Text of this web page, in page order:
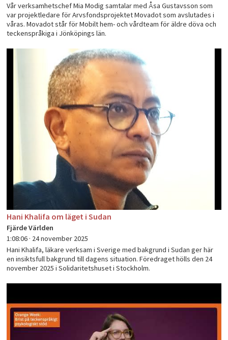
Vår verksamhetschef Mia Modig samtalar med Åsa Gustavsson som
var projektledare för Arvsfondsprojektet Movadot som avslutades i
våras. Movadot står för Mobilt hem- och vårdteam för äldre döva och
teckenspråkiga i Jönköpings län.
Hani Khalifa om läget i Sudan
Fjärde Världen
1:08:06 · 24 november 2025
Hani Khalifa, läkare verksam i Sverige med bakgrund i Sudan ger här
en insiktsfull bakgrund till dagens situation. Föredraget hölls den 24
november 2025 i Solidaritetshuset i Stockholm.